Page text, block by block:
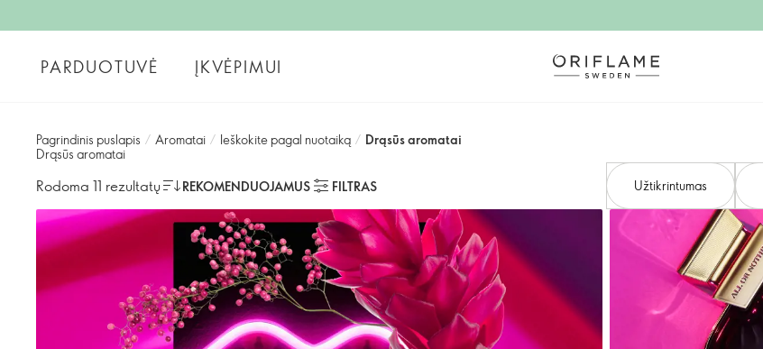
PARDUOTUVĖ ĮKVĖPIMUI
Pagrindinis puslapis / Aromatai / Ieškokite pagal nuotaiką / Drąsūs aromatai
Drąsūs aromatai
Rodoma 11 rezultatų REKOMENDUOJAMUS FILTRAS Užtikrintumas